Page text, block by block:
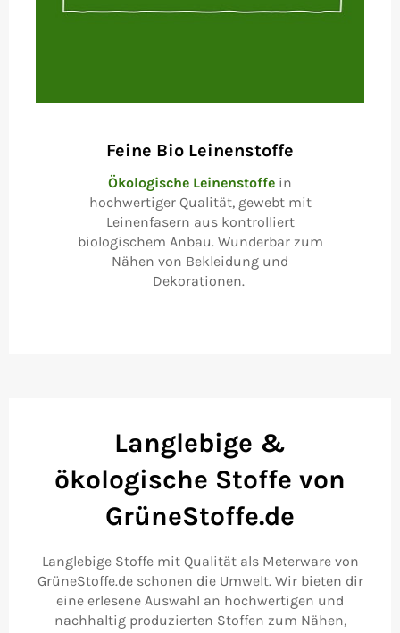
Feine Bio Leinenstoffe
Ökologische Leinenstoffe in
hochwertiger Qualität, gewebt mit
Leinenfasern aus kontrolliert
biologischem Anbau. Wunderbar zum
Nähen von Bekleidung und
Dekorationen.
Langlebige &
ökologische Stoffe von
GrüneStoffe.de
Langlebige Stoffe mit Qualität als Meterware von
GrüneStoffe.de schonen die Umwelt. Wir bieten dir
eine erlesene Auswahl an hochwertigen und
nachhaltig produzierten Stoffen zum Nähen,